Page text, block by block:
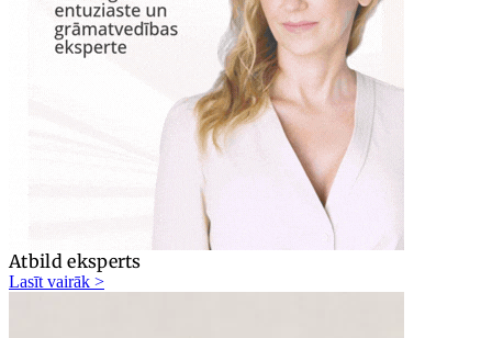
Atbild eksperts
Lasīt vairāk >